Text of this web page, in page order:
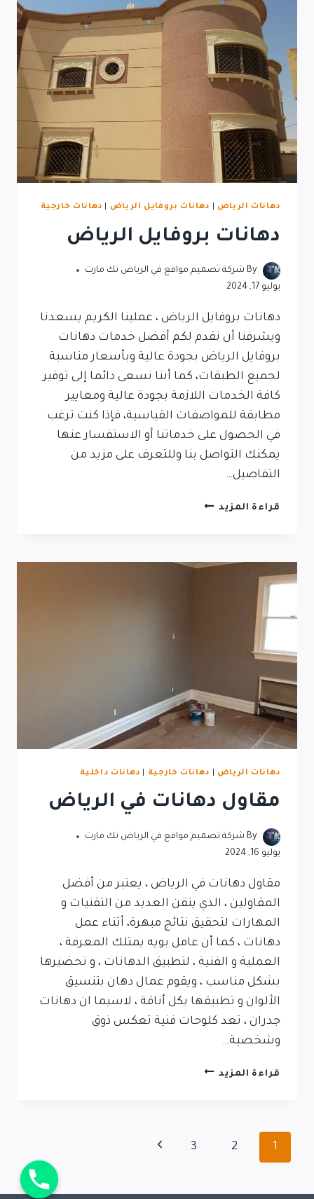
دهانات الرياض دهانات بروفايل الرياض دهانات خارجية
دهانات بروفايل الرياض
By شركة تصميم مواقع في الرياض تك مارت
يوليو 17, 2024
دهانات بروفايل الرياض ، عملينا الكريم يسعدنا
ويشرفنا أن نقدم لكم أفضل خدمات دهانات
بروفايل الرياض بجودة عالية وبأسعار مناسبة
لجميع الطبقات، كما أننا نسعى دائما إلى توفير
كافة الخدمات اللازمة بجودة عالية ومعايير
مطابقة للمواصفات القياسية، فإذا كنت ترغب
في الحصول على خدماتنا أو الاستفسار عنها
يمكنك التواصل بنا وللتعرف على مزيد من
التفاصيل…
قراءة المزيد
دهانات الرياض دهانات خارجية دهانات داخلية
مقاول دهانات في الرياض
By شركة تصميم مواقع في الرياض تك مارت
يوليو 16, 2024
مقاول دهانات في الرياض ، يعتبر من أفضل
المقاولين ، الذي يتقن العديد من التقنيات و
المهارات لتحقيق نتائج مبهرة، أثناء عمل
دهانات ، كما أن عامل بويه يمتلك المعرفة ،
العملية و الفنية ، لتطبيق الدهانات ، و تحضيرها
بشكل مناسب ، ويقوم عمال دهان بتنسيق
الألوان و تطبيقها بكل أناقة ، لاسيما ان دهانات
جدران ، تعد كلوحات فنية تعكس ذوق
وشخصية…
قراءة المزيد
1
2
3